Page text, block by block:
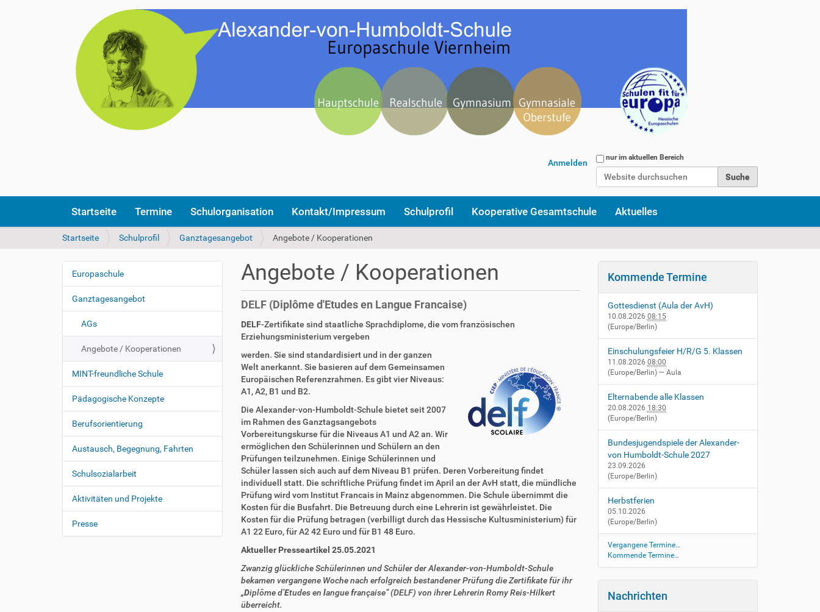
Website durchsuchen
nur im aktuellen Bereich
Anmelden
Startseite Termine Schulorganisation Kontakt/Impressum Schulprofil Kooperative Gesamtschule Aktuelles
S
e
i
d
i
Startseite Schulprofil Ganztagesangebot Angebote / Kooperationen
Angebote / Kooperationen
DELF (Diplôme d'Etudes en Langue Francaise)
DELF-Zertifikate sind staatliche Sprachdiplome, die vom französischen
Erziehungsministerium vergeben
werden. Sie sind standardisiert und in der ganzen
Welt anerkannt. Sie basieren auf dem Gemeinsamen
Europäischen Referenzrahmen. Es gibt vier Niveaus:
A1, A2, B1 und B2.
Die Alexander-von-Humboldt-Schule bietet seit 2007
im Rahmen des Ganztagsangebots
Vorbereitungskurse für die Niveaus A1 und A2 an. Wir
ermöglichen den Schülerinnen und Schülern an den
Prüfungen teilzunehmen. Einige Schülerinnen und
Schüler lassen sich auch auf dem Niveau B1 prüfen. Deren Vorbereitung findet
individuell statt. Die schriftliche Prüfung findet im April an der AvH statt, die mündliche
Prüfung wird vom Institut Francais in Mainz abgenommen. Die Schule übernimmt die
Kosten für die Busfahrt. Die Betreuung durch eine Lehrerin ist gewährleistet. Die
Kosten für die Prüfung betragen (verbilligt durch das Hessische Kultusministerium) für
A1 22 Euro, für A2 42 Euro und für B1 48 Euro.
Aktueller Presseartikel 25.05.2021
Zwanzig glückliche Schülerinnen und Schüler der Alexander-von-Humboldt-Schule
bekamen vergangene Woche nach erfolgreich bestandener Prüfung die Zertifikate für ihr
„Diplôme d’Etudes en languefrançaise“ (DELF) von ihrer Lehrerin Romy Reis-Hilkert
überreicht.
N
g
t
i
o
n
Europaschule
Ganztagesangebot
AGs
Angebote / Kooperationen
MINT-freundliche Schule
Pädagogische Konzepte
Berufsorientierung
Austausch, Begegnung, Fahrten
Schulsozialarbeit
Aktivitäten und Projekte
Presse
Kommende Termine
Gottesdienst (Aula der AvH)
10.08.2026 08:15
(Europe/Berlin)
Einschulungsfeier H/R/G 5. Klassen
11.08.2026 08:00
(Europe/Berlin) — Aula
Elternabende alle Klassen
20.08.2026 18:30
(Europe/Berlin)
Bundesjugendspiele der Alexander-
von Humboldt-Schule 2027
23.09.2026
(Europe/Berlin)
Herbstferien
05.10.2026
(Europe/Berlin)
Vergangene Termine…
Kommende Termine…
Nachrichten